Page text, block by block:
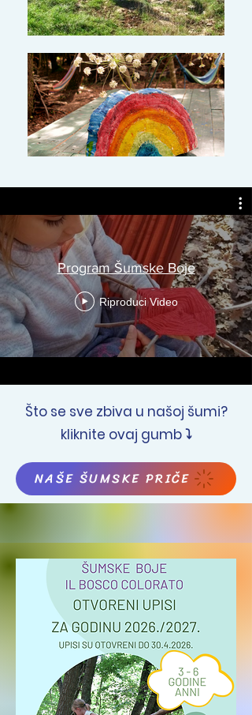
Program Šumske Boje
Riproduci Video
Što se sve zbiva u našoj šumi?
kliknite ovaj gumb ⤵
NAŠE ŠUMSKE PRIČE